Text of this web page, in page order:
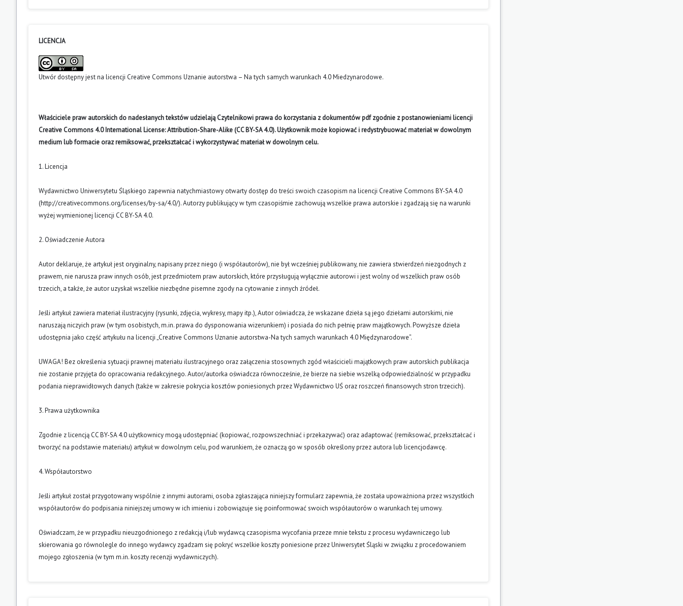
LICENCJA
Utwór dostępny jest na licencji Creative Commons Uznanie autorstwa – Na tych samych warunkach 4.0 Miedzynarodowe.
Właściciele praw autorskich do nadesłanych tekstów udzielają Czytelnikowi prawa do korzystania z dokumentów pdf zgodnie z postanowieniami licencji
Creative Commons 4.0 International License: Attribution-Share-Alike (CC BY-SA 4.0). Użytkownik może kopiować i redystrybuować materiał w dowolnym
medium lub formacie oraz remiksować, przekształcać i wykorzystywać materiał w dowolnym celu.
1. Licencja
Wydawnictwo Uniwersytetu Śląskiego zapewnia natychmiastowy otwarty dostęp do treści swoich czasopism na licencji Creative Commons BY-SA 4.0
(http://creativecommons.org/licenses/by-sa/4.0/). Autorzy publikujący w tym czasopiśmie zachowują wszelkie prawa autorskie i zgadzają się na warunki
wyżej wymienionej licencji CC BY-SA 4.0.
2. Oświadczenie Autora
Autor deklaruje, że artykuł jest oryginalny, napisany przez niego (i współautorów), nie był wcześniej publikowany, nie zawiera stwierdzeń niezgodnych z
prawem, nie narusza praw innych osób, jest przedmiotem praw autorskich, które przysługują wyłącznie autorowi i jest wolny od wszelkich praw osób
trzecich, a także, że autor uzyskał wszelkie niezbędne pisemne zgody na cytowanie z innych źródeł.
Jeśli artykuł zawiera materiał ilustracyjny (rysunki, zdjęcia, wykresy, mapy itp.), Autor oświadcza, że wskazane dzieła są jego dziełami autorskimi, nie
naruszają niczyich praw (w tym osobistych, m.in. prawa do dysponowania wizerunkiem) i posiada do nich pełnię praw majątkowych. Powyższe dzieła
udostępnia jako część artykułu na licencji „Creative Commons Uznanie autorstwa-Na tych samych warunkach 4.0 Międzynarodowe”.
UWAGA! Bez określenia sytuacji prawnej materiału ilustracyjnego oraz załączenia stosownych zgód właścicieli majątkowych praw autorskich publikacja
nie zostanie przyjęta do opracowania redakcyjnego. Autor/autorka oświadcza równocześnie, że bierze na siebie wszelką odpowiedzialność w przypadku
podania nieprawidłowych danych (także w zakresie pokrycia kosztów poniesionych przez Wydawnictwo UŚ oraz roszczeń finansowych stron trzecich).
3. Prawa użytkownika
Zgodnie z licencją CC BY-SA 4.0 użytkownicy mogą udostępniać (kopiować, rozpowszechniać i przekazywać) oraz adaptować (remiksować, przekształcać i
tworzyć na podstawie materiału) artykuł w dowolnym celu, pod warunkiem, że oznaczą go w sposób określony przez autora lub licencjodawcę.
4. Współautorstwo
Jeśli artykuł został przygotowany wspólnie z innymi autorami, osoba zgłaszająca niniejszy formularz zapewnia, że została upoważniona przez wszystkich
współautorów do podpisania niniejszej umowy w ich imieniu i zobowiązuje się poinformować swoich współautorów o warunkach tej umowy.
Oświadczam, że w przypadku nieuzgodnionego z redakcją i/lub wydawcą czasopisma wycofania przeze mnie tekstu z procesu wydawniczego lub
skierowania go równolegle do innego wydawcy zgadzam się pokryć wszelkie koszty poniesione przez Uniwersytet Śląski w związku z procedowaniem
mojego zgłoszenia (w tym m.in. koszty recenzji wydawniczych).